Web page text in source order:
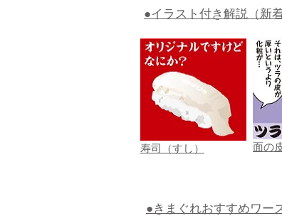
●イラスト付き解説（新
寿司（すし） 面の
●きまぐれおすすめワー